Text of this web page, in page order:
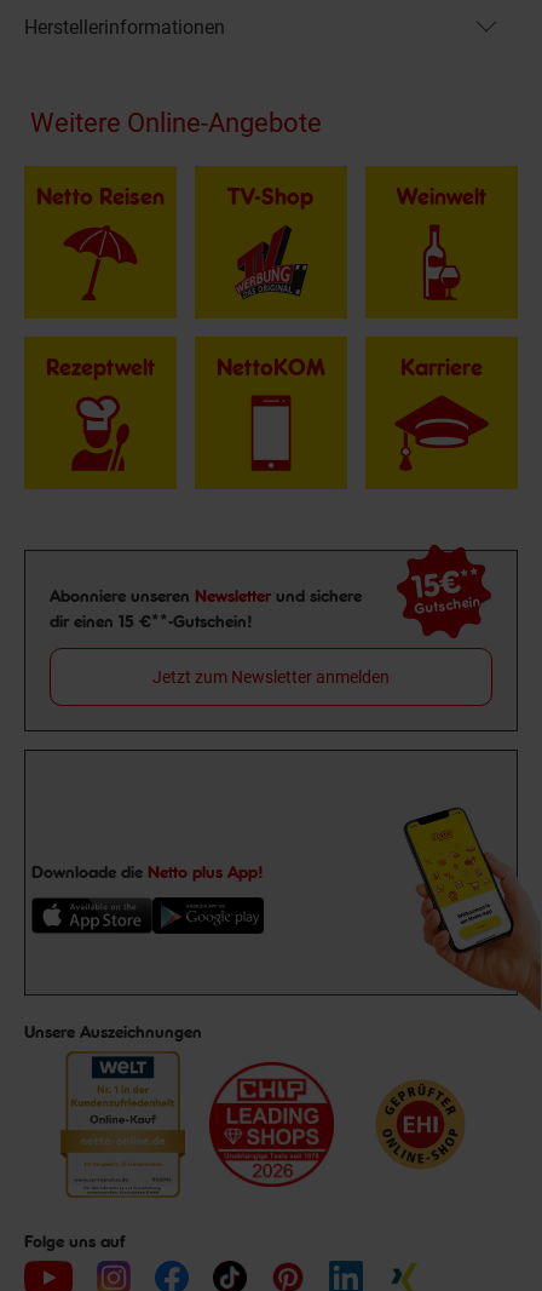
Herstellerinformationen
Fußzeile
Weitere Online-Angebote
Netto Reisen TV-Shop Weinwelt
Rezeptwelt NettoKOM Karriere
Newsletter Anmeldung
Abonniere unseren Newsletter und sichere
dir einen 15 €**-Gutschein!
15€**
Gutschein
Jetzt zum Newsletter anmelden
Downloade die Netto plus App!
Unsere Auszeichnungen
Folge uns auf